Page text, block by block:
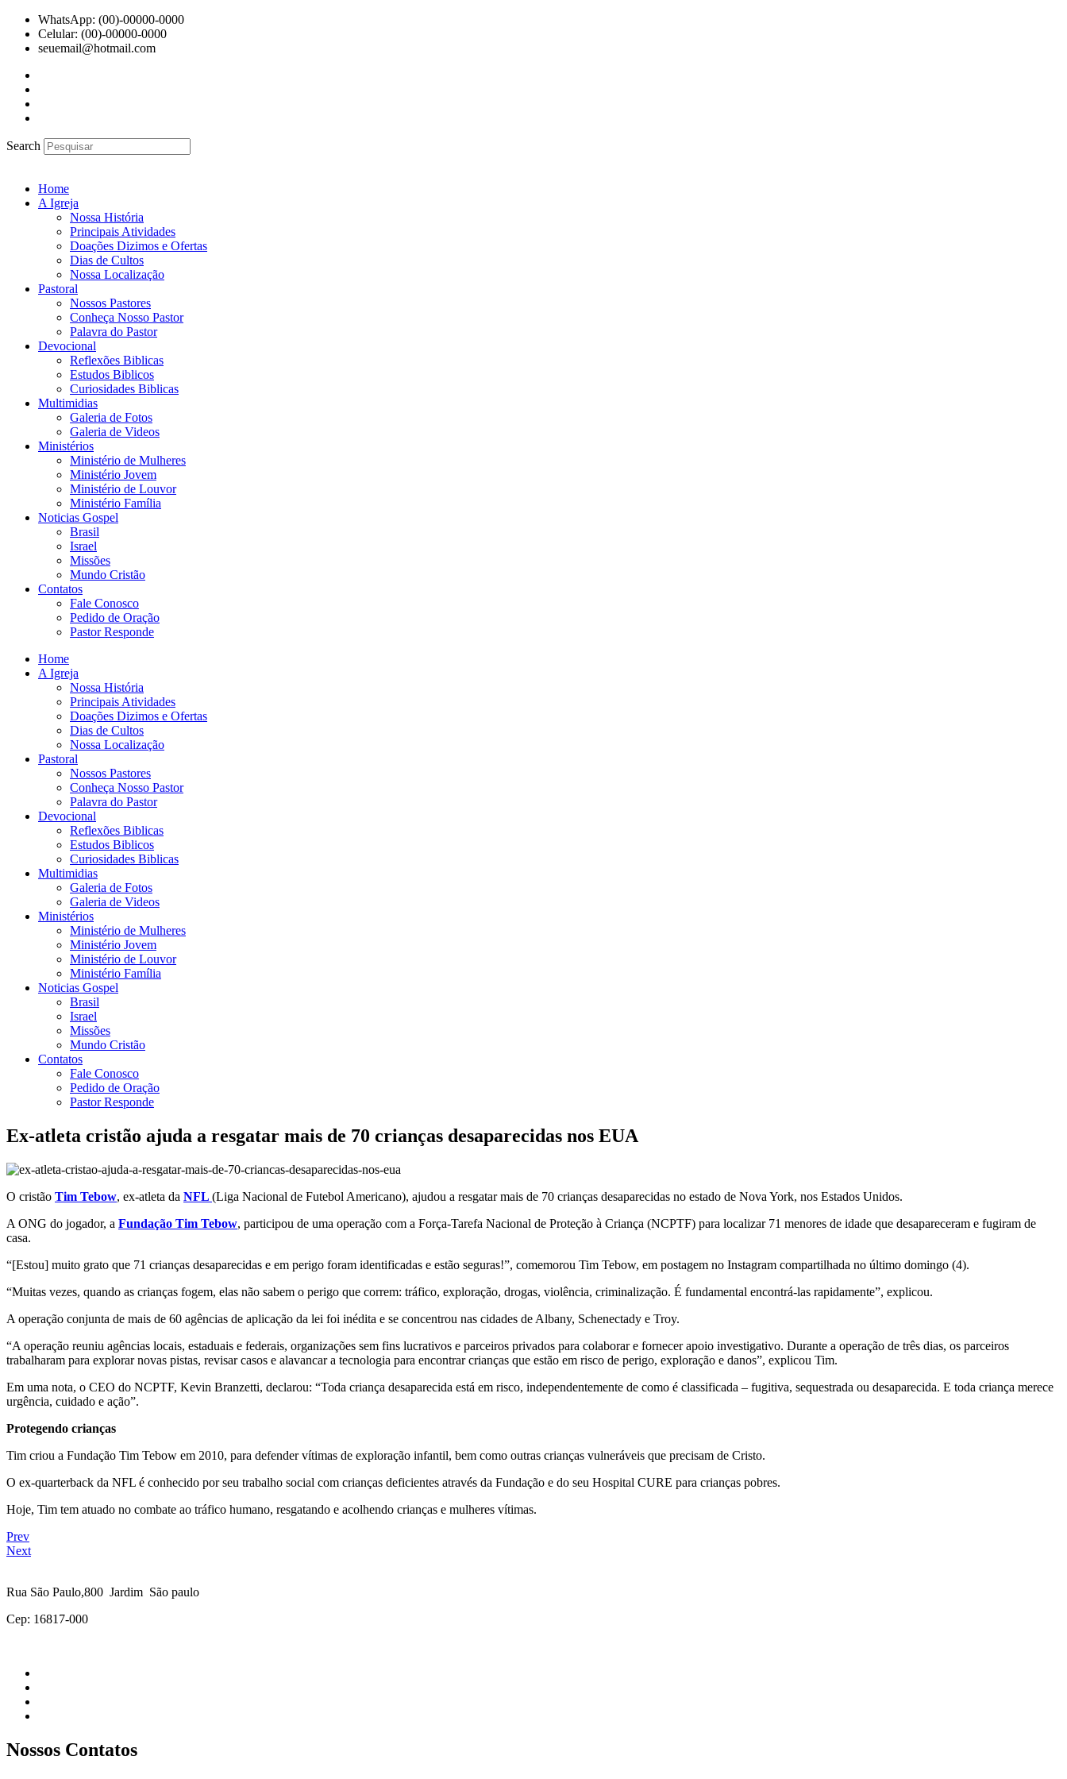
para
WhatsApp: (00)-00000-0000
Celular: (00)-00000-0000
seuemail@hotmail.com
Search
Home
A Igreja
Nossa História
Principais Atividades
Doações Dizimos e Ofertas
Dias de Cultos
Nossa Localização
Pastoral
Nossos Pastores
Conheça Nosso Pastor
Palavra do Pastor
Devocional
Reflexões Biblicas
Estudos Biblicos
Curiosidades Biblicas
Multimidias
Galeria de Fotos
Galeria de Videos
Ministérios
Ministério de Mulheres
Ministério Jovem
Ministério de Louvor
Ministério Família
Noticias Gospel
Brasil
Israel
Missões
Mundo Cristão
Contatos
Fale Conosco
Pedido de Oração
Pastor Responde
Home
A Igreja
Nossa História
Principais Atividades
Doações Dizimos e Ofertas
Dias de Cultos
Nossa Localização
Pastoral
Nossos Pastores
Conheça Nosso Pastor
Palavra do Pastor
Devocional
Reflexões Biblicas
Estudos Biblicos
Curiosidades Biblicas
Multimidias
Galeria de Fotos
Galeria de Videos
Ministérios
Ministério de Mulheres
Ministério Jovem
Ministério de Louvor
Ministério Família
Noticias Gospel
Brasil
Israel
Missões
Mundo Cristão
Contatos
Fale Conosco
Pedido de Oração
Pastor Responde
Ex-atleta cristão ajuda a resgatar mais de 70 crianças desaparecidas nos EUA
O cristão Tim Tebow, ex-atleta da NFL (Liga Nacional de Futebol Americano), ajudou a resgatar mais de 70 crianças desaparecidas no estado de Nova York, nos Estados Unidos.
A ONG do jogador, a Fundação Tim Tebow, participou de uma operação com a Força-Tarefa Nacional de Proteção à Criança (NCPTF) para localizar 71 menores de idade que desapareceram e fugiram de
casa.
“[Estou] muito grato que 71 crianças desaparecidas e em perigo foram identificadas e estão seguras!”, comemorou Tim Tebow, em postagem no Instagram compartilhada no último domingo (4).
“Muitas vezes, quando as crianças fogem, elas não sabem o perigo que correm: tráfico, exploração, drogas, violência, criminalização. É fundamental encontrá-las rapidamente”, explicou.
A operação conjunta de mais de 60 agências de aplicação da lei foi inédita e se concentrou nas cidades de Albany, Schenectady e Troy.
“A operação reuniu agências locais, estaduais e federais, organizações sem fins lucrativos e parceiros privados para colaborar e fornecer apoio investigativo. Durante a operação de três dias, os parceiros
trabalharam para explorar novas pistas, revisar casos e alavancar a tecnologia para encontrar crianças que estão em risco de perigo, exploração e danos”, explicou Tim.
Em uma nota, o CEO do NCPTF, Kevin Branzetti, declarou: “Toda criança desaparecida está em risco, independentemente de como é classificada – fugitiva, sequestrada ou desaparecida. E toda criança merece
urgência, cuidado e ação”.
Protegendo crianças
Tim criou a Fundação Tim Tebow em 2010, para defender vítimas de exploração infantil, bem como outras crianças vulneráveis ​​que precisam de Cristo.
O ex-quarterback da NFL é conhecido por seu trabalho social com crianças deficientes através da Fundação e do seu Hospital CURE para crianças pobres.
Hoje, Tim tem atuado no combate ao tráfico humano, resgatando e acolhendo crianças e mulheres vítimas.
Prev
Next
Rua São Paulo,800 Jardim São paulo
Cep: 16817-000
Nossos Contatos